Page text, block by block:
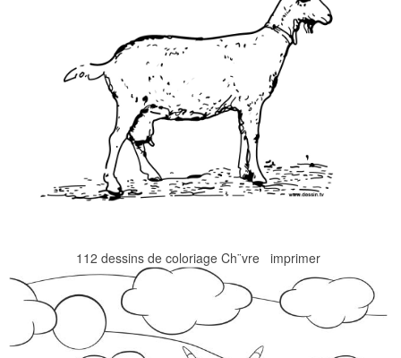
112 dessins de coloriage Ch¨vre imprimer